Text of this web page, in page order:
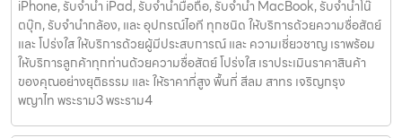
iPhone, รับจำนำ iPad, รับจำนำมือถือ, รับจำนำ MacBook, รับจำนำโน๊
ตบุ๊ก, รับจำนำกล้อง, และ อุปกรณ์ไอที ทุกชนิด ให้บริการด้วยความซื่อสัตย์
และ โปร่งใส ให้บริการด้วยผู้มีประสบการณ์ และ ความเชี่ยวชาญ เราพร้อม
ให้บริการลูกค้าทุกท่านด้วยความซื่อสัตย์ โปร่งใส เราประเมินราคาสินค้า
ของคุณอย่างยุติธรรม และ ให้ราคาที่สูง พื้นที่ สีลม สาทร เจริญกรุง
พญาไท พระราม3 พระราม4